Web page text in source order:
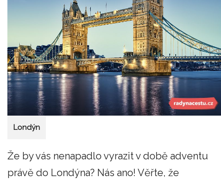
Londýn
Že by vás nenapadlo vyrazit v době adventu
právě do Londýna? Nás ano! Věřte, že